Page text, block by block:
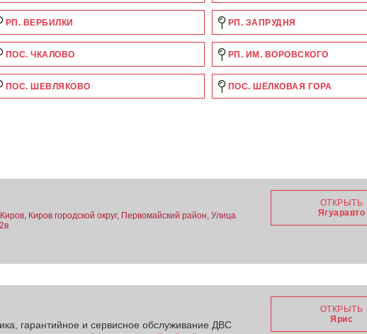
РП. ВЕРБИЛКИ РП. ЗАПРУДНЯ
ПОС. ЧКАЛОВО РП. ИМ. ВОРОВСКОГО
ПОС. ШЕВЛЯКОВО ПОС. ШЁЛКОВАЯ ГОРА
Киров городской округ, Первомайский район, Улица
ОТКРЫТЬ
Ягуаравто
гарантийное и сервисное обслуживание ДВС
ОТКРЫТЬ
Ярис